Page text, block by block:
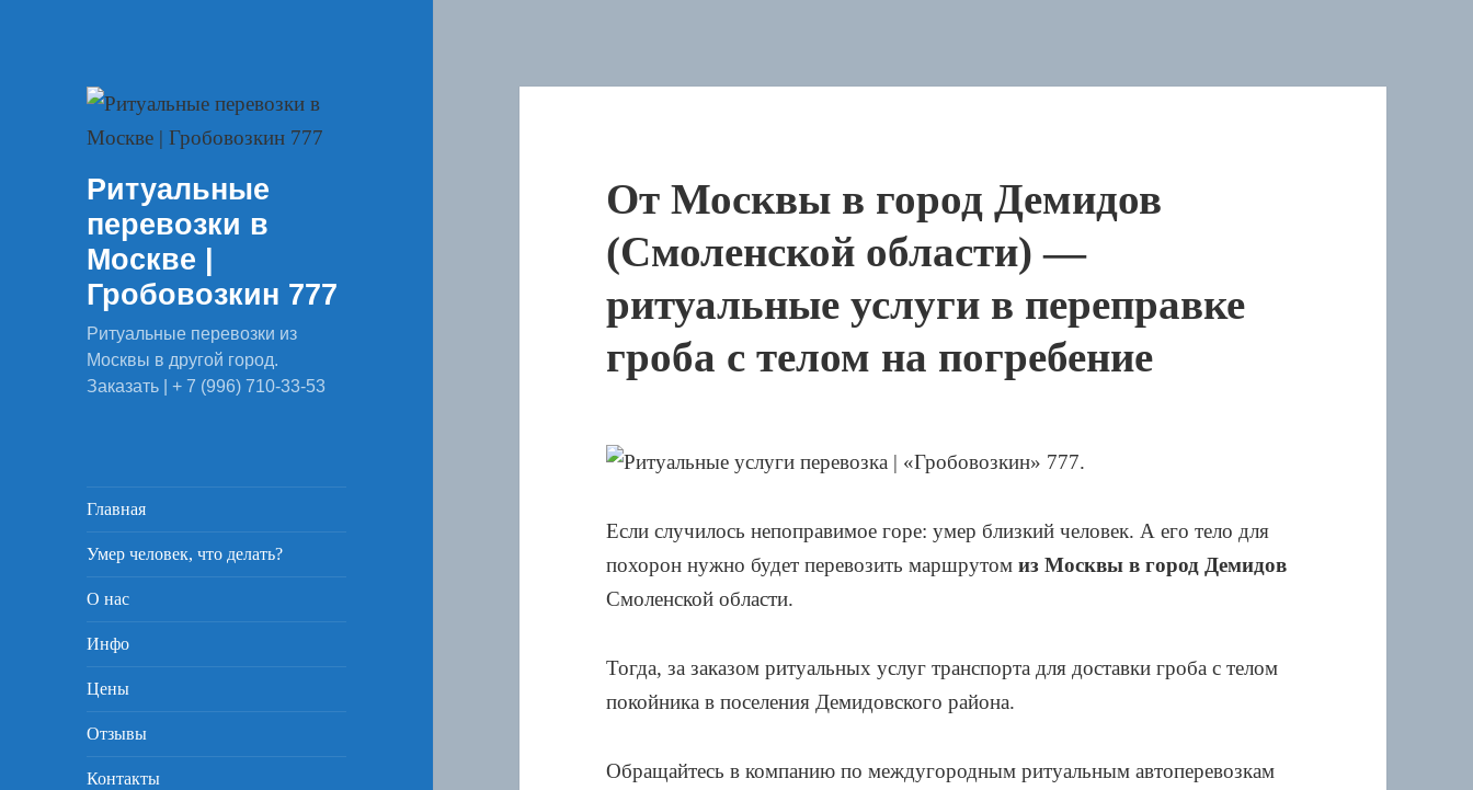
Ритуальные
перевозки в
Москве |
Гробовозкин 777
Ритуальные перевозки из
Москвы в другой город.
Заказать | + 7 (996) 710-33-53
Главная
Умер человек, что делать?
О нас
Инфо
Цены
Отзывы
Контакты
От Москвы в город Демидов
(Смоленской области) —
ритуальные услуги в переправке
гроба с телом на погребение
Если случилось непоправимое горе: умер близкий человек. А его тело для
похорон нужно будет перевозить маршрутомиз Москвы в город Демидов
Смоленской области.
Тогда, за заказом ритуальных услуг транспорта для доставки гроба с телом
покойника в поселения Демидовского района.
Обращайтесь в компанию по междугородным ритуальным автоперевозкам